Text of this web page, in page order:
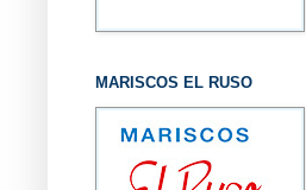
MARISCOS EL RUSO